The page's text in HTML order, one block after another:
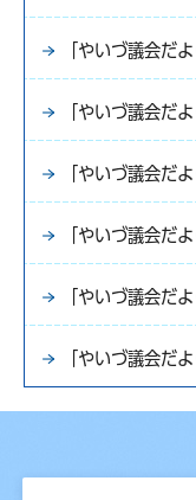
「やいづ議会だ
「やいづ議会だ
「やいづ議会だ
「やいづ議会だ
「やいづ議会だ
「やいづ議会だ